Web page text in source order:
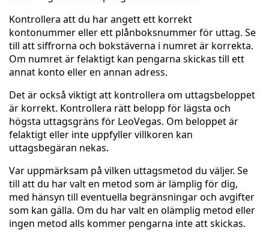
Kontrollera att du har angett ett korrekt
kontonummer eller ett plånboksnummer för uttag. Se
till att siffrorna och bokstäverna i numret är korrekta.
Om numret är felaktigt kan pengarna skickas till ett
annat konto eller en annan adress.
Det är också viktigt att kontrollera om uttagsbeloppet
är korrekt. Kontrollera rätt belopp för lägsta och
högsta uttagsgräns för LeoVegas. Om beloppet är
felaktigt eller inte uppfyller villkoren kan
uttagsbegäran nekas.
Var uppmärksam på vilken uttagsmetod du väljer. Se
till att du har valt en metod som är lämplig för dig,
med hänsyn till eventuella begränsningar och avgifter
som kan gälla. Om du har valt en olämplig metod eller
ingen metod alls kommer pengarna inte att skickas.